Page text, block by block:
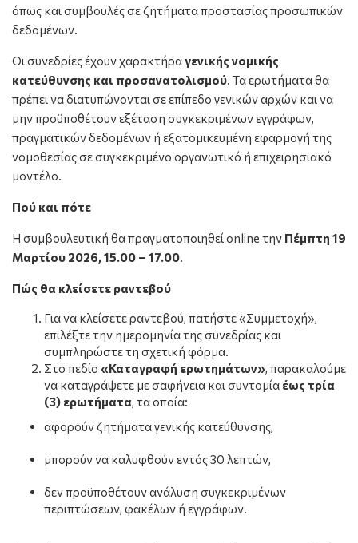
όπως και συμβουλές σε ζητήματα προστασίας προσωπικών
δεδομένων.
Οι συνεδρίες έχουν χαρακτήραγενικής νομικής
κατεύθυνσης και προσανατολισμού. Τα ερωτήματα θα
πρέπει να διατυπώνονται σε επίπεδο γενικών αρχών και να
μην προϋποθέτουν εξέταση συγκεκριμένων εγγράφων,
πραγματικών δεδομένων ή εξατομικευμένη εφαρμογή της
νομοθεσίας σε συγκεκριμένο οργανωτικό ή επιχειρησιακό
μοντέλο.
Πού και πότε
Η συμβουλευτική θα πραγματοποιηθεί online την Πέμπτη 19
Μαρτίου 2026, 15.00 – 17.00.
Πώς θα κλείσετε ραντεβού
Για να κλείσετε ραντεβού, πατήστε «Συμμετοχή»,
επιλέξτε την ημερομηνία της συνεδρίας και
συμπληρώστε τη σχετική φόρμα.
Στο πεδίο «Καταγραφή ερωτημάτων», παρακαλούμε
να καταγράψετε με σαφήνεια και συντομία έως τρία
(3) ερωτήματα, τα οποία:
αφορούν ζητήματα γενικής κατεύθυνσης,
μπορούν να καλυφθούν εντός 30 λεπτών,
δεν προϋποθέτουν ανάλυση συγκεκριμένων
περιπτώσεων, φακέλων ή εγγράφων.